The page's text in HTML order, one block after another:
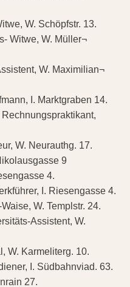
W. Schöpfstr. 13.
Witwe, W. Müller¬
W. Maximilian¬
I. Marktgraben 14.
W. Neurauthg. 17.
9
4.
I. Riesengasse 4.
W. Templstr. 24.
Assistent, W.
W. Karmeliterg. 10.
I. Südbahnviad. 63.
27.